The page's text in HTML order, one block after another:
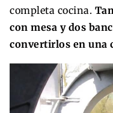
completa cocina.
con mesa y dos
convertirlos en una